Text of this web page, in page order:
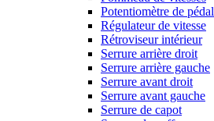
Potentiomètre de
Régulateur de vitesse
Rétroviseur intérieur
Serrure arrière droit
Serrure arrière gauche
Serrure avant droit
Serrure avant gauche
Serrure de capot